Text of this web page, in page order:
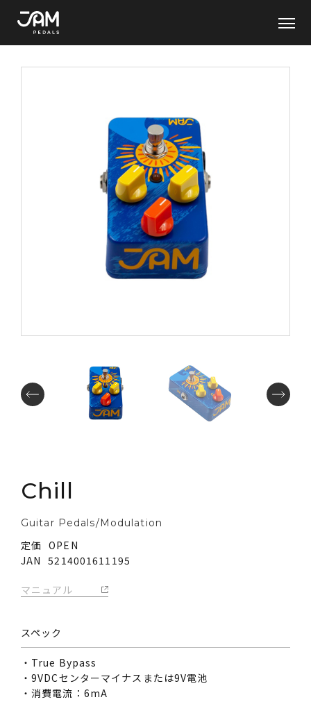
ABOUT
Pedal Lineup
Custom Artwork
Chill
Guitar Pedals/Modulation
定価
OPEN
JAN
5214001611195
マニュアル
スペック
・True Bypass
・9VDCセンターマイナスまたは9V電池
・消費電流：6mA